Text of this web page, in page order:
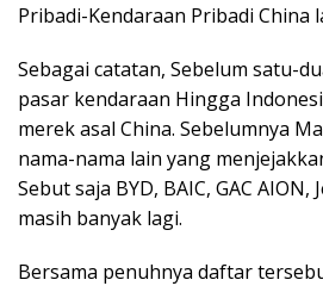
Pribadi-Kendaraan Pribadi China
Sebagai catatan, Sebelum satu-
pasar kendaraan Hingga
merek asal China. Sebelumnya
nama-nama lain yang
Sebut saja BYD, BAIC, GAC
masih banyak lagi.
Bersama penuhnya daftar